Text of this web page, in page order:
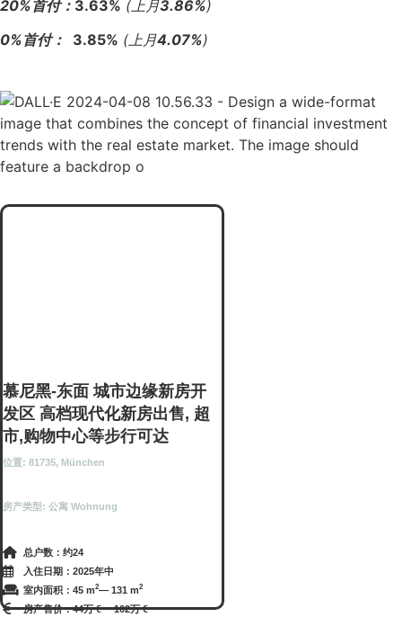
20%首付： 3.63% (上月3.86%)
0%首付： 3.85% (上月4.07%)
慕尼黑-东面 城市边缘新房开
发区 高档现代化新房出售, 超
市,购物中心等步行可达
位置: 81735, München
房产类型: 公寓 Wohnung
总户数：约24
入住日期：2025年中
室内面积：45 m2— 131 m2
房产售价：44万 € —102万 €